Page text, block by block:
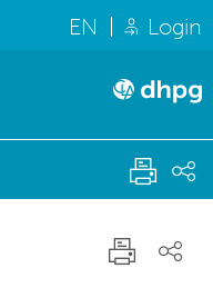
EN Login